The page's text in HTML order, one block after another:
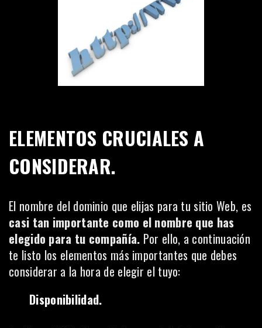
ELEMENTOS CRUCIALES A
CONSIDERAR.
El nombre del dominio que elijas para tu sitio Web, es
casi tan importante como el nombre que has
elegido para tu compañía. Por ello, a continuación
te listo los elementos más importantes que debes
considerar a la hora de elegir el tuyo:
Disponibilidad.